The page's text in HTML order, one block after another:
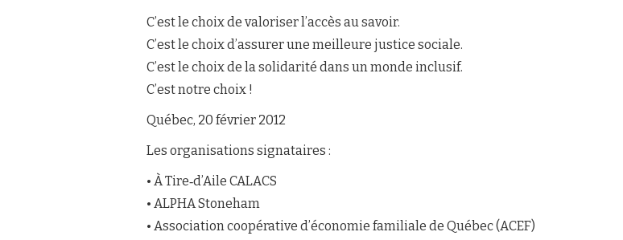
C’est le choix de valoriser l’accès au savoir.
C’est le choix d’assurer une meilleure justice sociale.
C’est le choix de la solidarité dans un monde inclusif.
C’est notre choix !
Québec, 20 février 2012
Les organisations signataires :
• À Tire‐d’Aile CALACS
• ALPHA Stoneham
• Association coopérative d’économie familiale de Québec (ACEF)